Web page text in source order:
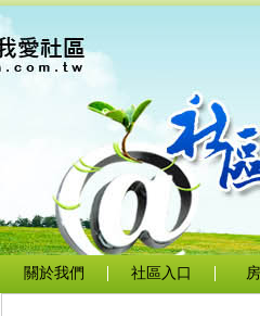
關於我們 社區入口